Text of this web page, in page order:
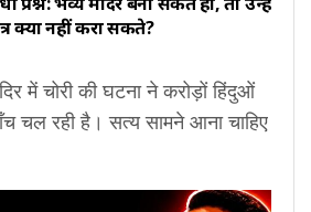
क्यों नहीं करा सकते?
में चोरी की घटना ने करोड़ों हिंदुओं
चल रही है। सत्य सामने आना चाहिए